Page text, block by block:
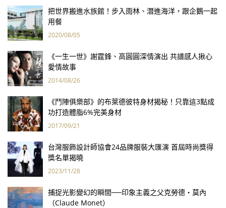
把世界搬進水族館！步入雨林、潛進海洋，跟企鵝一起
用餐
2020/08/05
《一生一世》謝霆鋒、高圓圓深情演出 共譜感人揪心
愛情故事
2014/08/26
《鬥陣俱樂部》的布萊德彼特身材揭秘！只靠這3點成
功打造體脂6%完美身材
2017/09/21
台灣服飾設計師協會24品牌服裝大匯演 首屆時尚獎得
獎名單揭曉
2023/11/28
捕捉光影變幻的瞬間──印象主義之父克勞德‧莫內
（Claude Monet）